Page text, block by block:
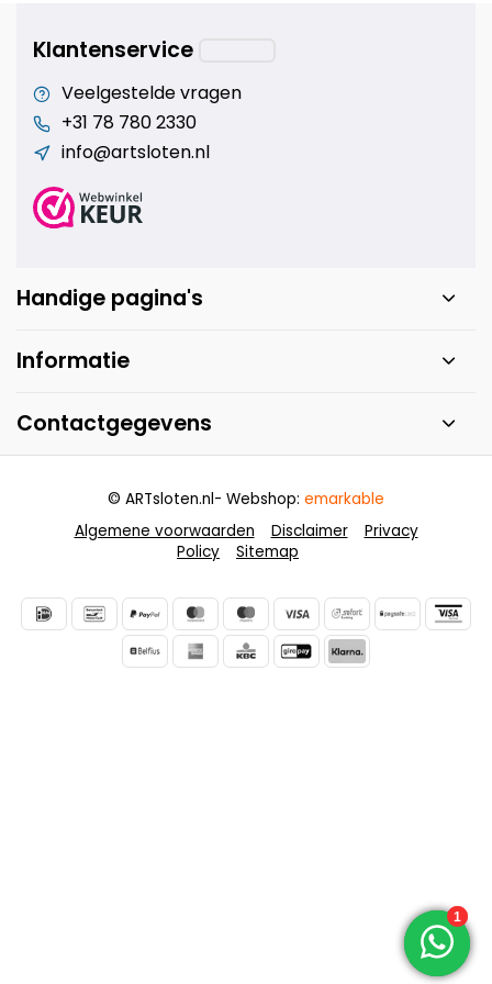
Klantenservice
Veelgestelde vragen
+31 78 780 2330
info@artsloten.nl
Handige pagina's
Informatie
Contactgegevens
Algemene voorwaarden Disclaimer
Privacy
Policy
Sitemap
© ARTsloten.nl- Webshop: emarkable